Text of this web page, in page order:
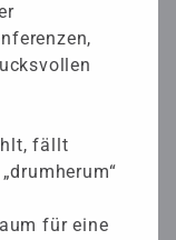
fällt
für eine